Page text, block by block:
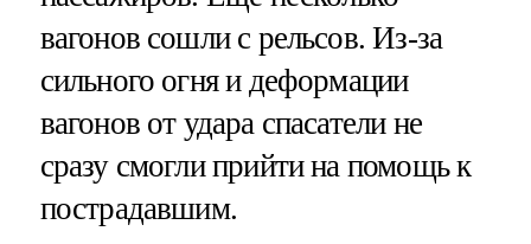
вагонов сошли с рельсов. Из-за
сильного огня и деформации
вагонов от удара спасатели не
сразу смогли прийти на помощь к
пострадавшим.